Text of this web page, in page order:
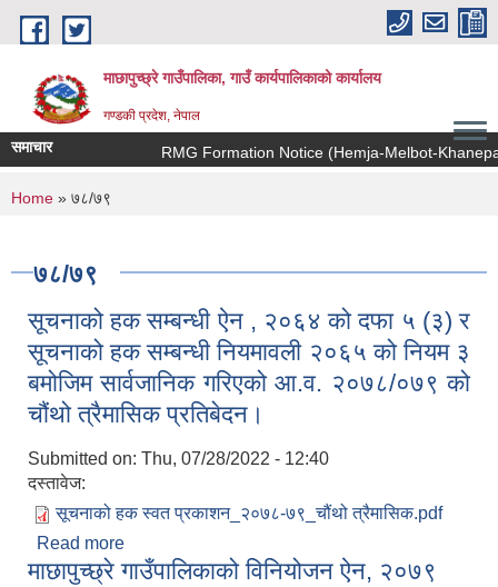
Skip to main content
माछापुच्छ्रे गाउँपालिका, गाउँ कार्यपालिकाको कार्यालय
गण्डकी प्रदेश, नेपाल
समाचार RMG Formation Notice (Hemja-Melbot-
You are here
Home » ७८/७९
७८/७९
सूचनाको हक सम्बन्धी ऐन , २०६४ को दफा ५ (३) र
सूचनाको हक सम्बन्धी नियमावली २०६५ को नियम ३
बमोजिम सार्वजानिक गरिएको आ.व. २०७८/०७९ को
चौंथो त्रैमासिक प्रतिबेदन।
Submitted on: Thu, 07/28/2022 - 12:40
दस्तावेज:
सूचनाको हक स्वत प्रकाशन_२०७८-७९_चौंथो त्रैमासिक.pdf
Read more
सूचनाको हक सम्बन्धी नियमावली २०६५ को नियम ३ बमोजिम
माछापुच्छ्रे गाउँपालिकाको विनियोजन ऐन, २०७९